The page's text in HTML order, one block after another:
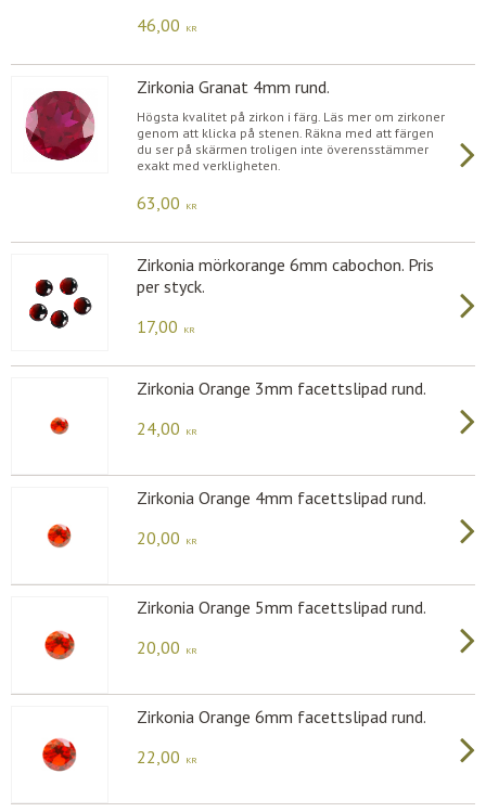
46,00 KR
Zirkonia Granat 4mm rund.
Högsta kvalitet på zirkon i färg. Läs mer om zirkoner
genom att klicka på stenen. Räkna med att färgen
du ser på skärmen troligen inte överensstämmer
exakt med verkligheten.
63,00 KR
Zirkonia mörkorange 6mm cabochon. Pris
per styck.
17,00
KR
Zirkonia Orange 3mm facettslipad rund.
24,00
KR
Zirkonia Orange 4mm facettslipad rund.
20,00
KR
Zirkonia Orange 5mm facettslipad rund.
20,00
KR
Zirkonia Orange 6mm facettslipad rund.
22,00
KR